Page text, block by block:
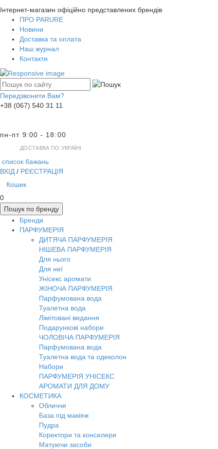
Інтернет-магазин офіційно представлених брендів
ПРО PARURE
Новини
Доставка та оплата
Наш журнал
Контакти
Передзвонити Вам?
+38 (067) 540 31 11
пн-пт 9:00 - 18:00
ДОСТАВКА ПО УКРАЇНІ
список бажань
ВХІД / РЕЄСТРАЦІЯ
Кошик
0
Пошук по бренду
Бренди
ПАРФУМЕРІЯ
ДИТЯЧА ПАРФУМЕРІЯ
НІШЕВА ПАРФУМЕРІЯ
Для нього
Для неї
Унісекс аромати
ЖІНОЧА ПАРФУМЕРІЯ
Парфумована вода
Туалетна вода
Лімітовані видання
Подарункові набори
ЧОЛОВІЧА ПАРФУМЕРІЯ
Парфумована вода
Туалетна вода та одеколон
Набори
ПАРФУМЕРІЯ УНІСЕКС
АРОМАТИ ДЛЯ ДОМУ
КОСМЕТИКА
Обличчя
База під макіяж
Пудра
Коректори та консилери
Матуючи засоби